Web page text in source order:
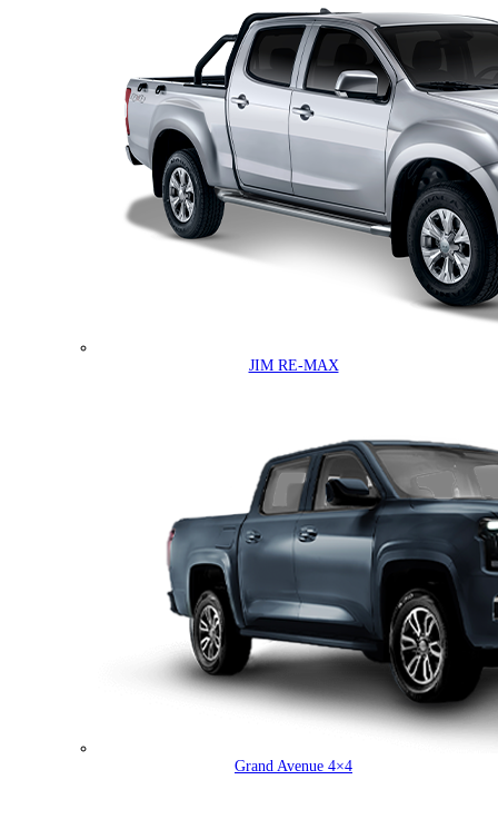
JIM RE-MAX
Grand Avenue 4×4